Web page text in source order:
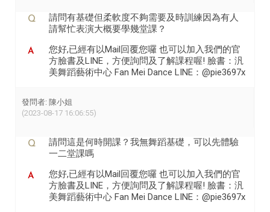
請問有基礎但柔軟度不夠需要及時訓練因為有人
請幫忙表演大概要學幾堂課？
您好,已經有以Mail回覆您囉 也可以加入我們的官
方臉書及LINE，方便詢問及了解課程喔! 臉書：汎
美舞蹈藝術中心 Fan Mei Dance LINE：@pie3697x
發問者: 陳小姐
(2023-08-17 16:06:55)
請問這是何時開課？我無舞蹈基礎，可以先體驗
一二堂課嗎
您好,已經有以Mail回覆您囉 也可以加入我們的官
方臉書及LINE，方便詢問及了解課程喔! 臉書：汎
美舞蹈藝術中心 Fan Mei Dance LINE：@pie3697x